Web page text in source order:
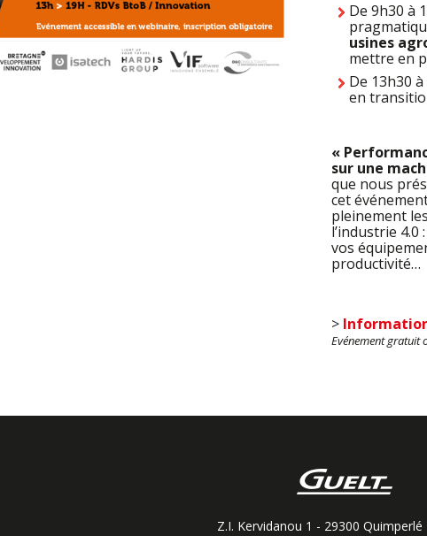
De 9h30 à
usines
mettre en
De 13h30
en
«
sur une
que nous
cet
pleinement
l’industrie
vos
productivité…
>
Evénement gratuit
Z.I. Kervidanou 1 - 29300 Quimperlé -